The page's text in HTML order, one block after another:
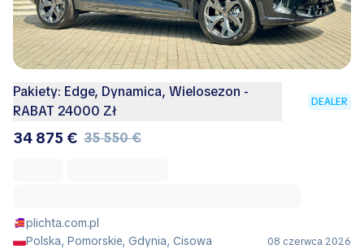
Pakiety: Edge, Dynamica, Wielosezon -
RABAT 24000 Zł
DEALER
34 875 € 35 550 €
plichta.com.pl
Polska, Pomorskie, Gdynia, Cisowa
08 czerwca 2026